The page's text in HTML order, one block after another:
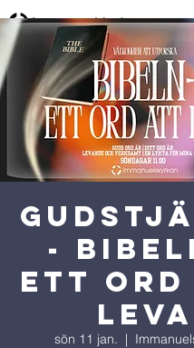
-
Ett
leva
sön 11 jan.
  |